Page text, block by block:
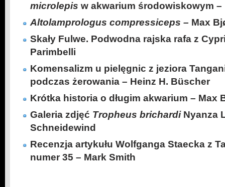
microlepis w akwarium środowiskowym –
Altolamprologus compressiceps – Max
Skały Fulwe. Podwodna rajska rafa z
Parimbelli
Komensalizm u pielęgnic z jeziora
podczas żerowania – Heinz H. Büscher
Krótka historia o długim akwarium – Max
Galeria zdjęć Tropheus brichardi Nyanza
Schneidewind
Recenzja artykułu Wolfganga Staecka z
numer 35 – Mark Smith